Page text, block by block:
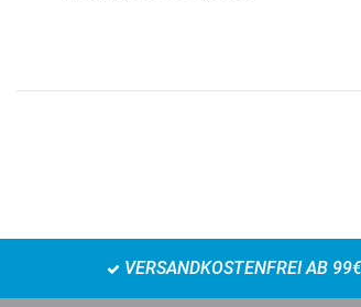
VERSANDKOSTENFREI AB